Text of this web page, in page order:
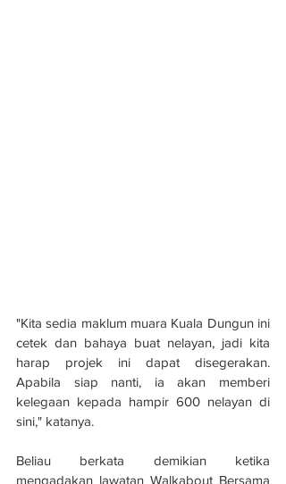
"Kita sedia maklum muara Kuala Dungun ini
cetek dan bahaya buat nelayan, jadi kita
harap projek ini dapat disegerakan.
Apabila siap nanti, ia akan memberi
kelegaan kepada hampir 600 nelayan di
sini," katanya.
Beliau berkata demikian ketika
mengadakan lawatan Walkabout Bersama